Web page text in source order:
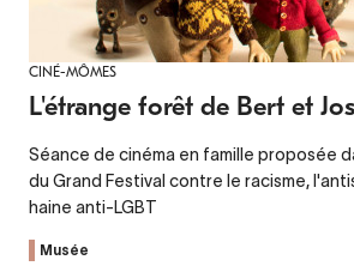
CINÉ-MÔMES
L'étrange forêt de Bert et
Séance de cinéma en famille proposée
du Grand Festival contre le racisme,
haine anti-LGBT
Musée